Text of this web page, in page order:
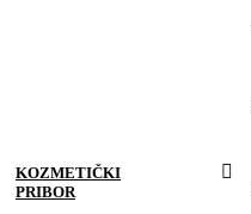
KOZMETIČKI
PRIBOR